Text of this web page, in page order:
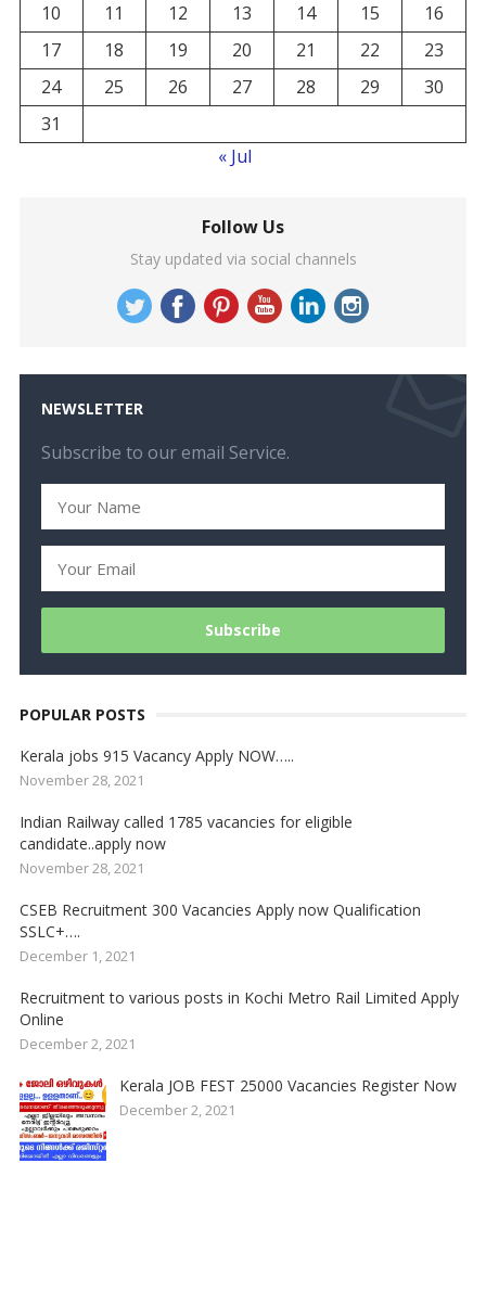
10 11 12 13 14 15
16
17
18 19 20 21 22
23
24
25 26 27 28 29
30
31
« Jul
Follow Us
Stay updated via social channels
NEWSLETTER
Subscribe to our email Service.
POPULAR POSTS
Kerala jobs 915 Vacancy Apply NOW…..
November 28, 2021
Indian Railway called 1785 vacancies for eligible
candidate..apply now
November 28, 2021
CSEB Recruitment 300 Vacancies Apply now Qualification
SSLC+….
December 1, 2021
Recruitment to various posts in Kochi Metro Rail Limited Apply
Online
December 2, 2021
Kerala JOB FEST 25000 Vacancies Register Now
December 2, 2021